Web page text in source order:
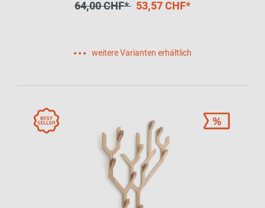
64,00 CHF* 53,57 CHF*
weitere Varianten erhältlich